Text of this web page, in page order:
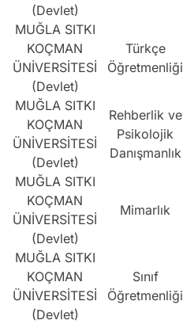
(Devlet)
MUĞLA SITKI
KOÇMAN
ÜNİVERSİTESİ
(Devlet)
Türkçe
Öğretmenliği
MUĞLA SITKI
KOÇMAN
ÜNİVERSİTESİ
(Devlet)
Rehberlik ve
Psikolojik
Danışmanlık
MUĞLA SITKI
KOÇMAN
ÜNİVERSİTESİ
(Devlet)
Mimarlık
MUĞLA SITKI
KOÇMAN
ÜNİVERSİTESİ
(Devlet)
Sınıf
Öğretmenliği